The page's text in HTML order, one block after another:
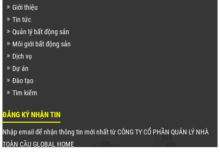
Giới thiệu
Tin tức
Quản lý bất động sản
Môi giới bất động sản
Dịch vụ
Dự án
Đào tạo
Tìm kiếm
ĐĂNG KÝ NHẬN TIN
Nhập email để nhận thông tin mới nhất từ CÔNG TY CỔ PHẦN QUẢN LÝ NHÀ
TOÀN CẦU GLOBAL HOME